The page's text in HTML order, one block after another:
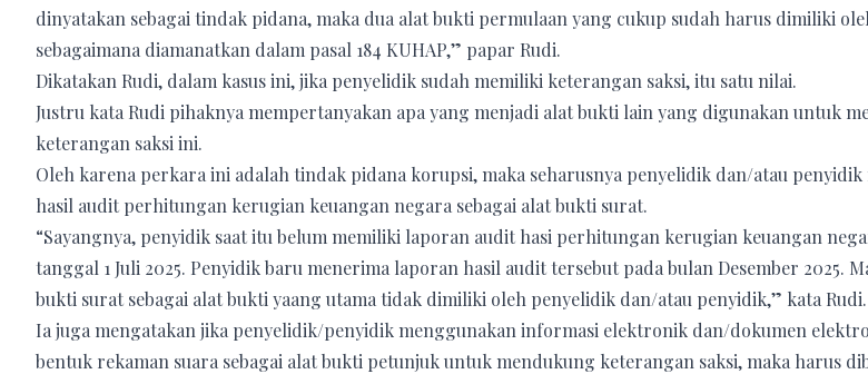
dinyatakan sebagai tindak pidana, maka dua alat bukti permulaan yang cukup sudah harus dimiliki
sebagaimana diamanatkan dalam pasal 184 KUHAP,” papar Rudi.
Dikatakan Rudi, dalam kasus ini, jika penyelidik sudah memiliki keterangan saksi, itu satu nilai.
Justru kata Rudi pihaknya mempertanyakan apa yang menjadi alat bukti lain yang digunakan untuk
keterangan saksi ini.
Oleh karena perkara ini adalah tindak pidana korupsi, maka seharusnya penyelidik dan/atau
hasil audit perhitungan kerugian keuangan negara sebagai alat bukti surat.
“Sayangnya, penyidik saat itu belum memiliki laporan audit hasi perhitungan kerugian keuangan
tanggal 1 Juli 2025. Penyidik baru menerima laporan hasil audit tersebut pada bulan Desember 2025.
bukti surat sebagai alat bukti yaang utama tidak dimiliki oleh penyelidik dan/atau penyidik,” kata Rudi.
Ia juga mengatakan jika penyelidik/penyidik menggunakan informasi elektronik dan/dokumen
bentuk rekaman suara sebagai alat bukti petunjuk untuk mendukung keterangan saksi, maka harus